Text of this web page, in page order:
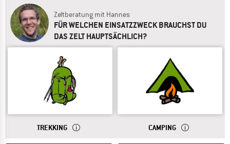
Zeltberatung mit Hannes
FÜR WELCHEN EINSATZZWECK BRAUCHST DU
DAS ZELT HAUPTSÄCHLICH?
ANTWORT
TREKKING TREKKINGZELTE HABEN EIN KOMPAKTES
ANTWORT
CAMPING CAMPINGZELTE